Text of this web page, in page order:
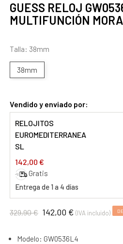
GUESS RELOJ
MULTIFUNCIÓN
Talla: 38mm
38mm
Vendido y enviado por:
RELOJITOS
EUROMEDITERRANEA
SL
142,00 €
Gratis
Entrega de 1 a 4 días
329,90 € 142,00 € (IVA incluido)
Modelo: GW0536L4